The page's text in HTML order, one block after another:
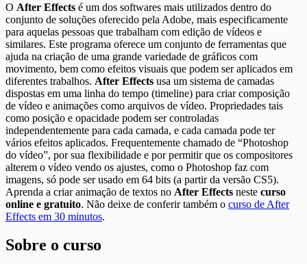
O After Effects é um dos softwares mais utilizados dentro do
conjunto de soluções oferecido pela Adobe, mais especificamente
para aquelas pessoas que trabalham com edição de vídeos e
similares. Este programa oferece um conjunto de ferramentas que
ajuda na criação de uma grande variedade de gráficos com
movimento, bem como efeitos visuais que podem ser aplicados em
diferentes trabalhos. After Effects usa um sistema de camadas
dispostas em uma linha do tempo (timeline) para criar composição
de vídeo e animações como arquivos de vídeo. Propriedades tais
como posição e opacidade podem ser controladas
independentemente para cada camada, e cada camada pode ter
vários efeitos aplicados. Frequentemente chamado de “Photoshop
do vídeo”, por sua flexibilidade e por permitir que os compositores
alterem o vídeo vendo os ajustes, como o Photoshop faz com
imagens, só pode ser usado em 64 bits (a partir da versão CS5).
Aprenda a criar animação de textos no After Effects neste curso
online e gratuito. Não deixe de conferir também o curso de After
Effects em 30 minutos.
Sobre o curso